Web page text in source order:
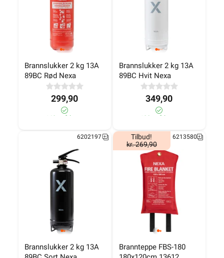
Brannslukker 2 kg 13A
89BC Rød Nexa
299,90
160± på lager
Brannslukker 2 kg 13A
89BC Hvit Nexa
349,90
100± på lager
Brannslukker 2 kg 13A
6202197
Brannteppe FBS-180
Tilbud!
kr. 269,90
6213580